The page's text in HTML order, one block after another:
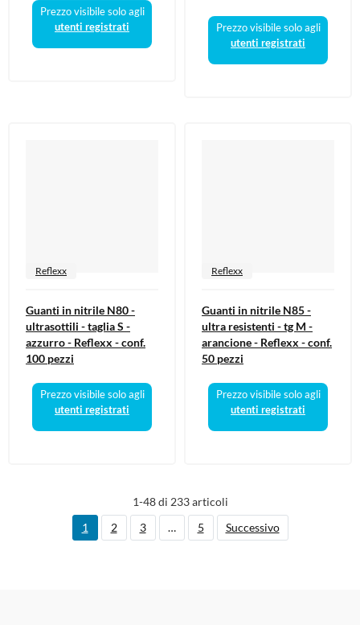
Prezzo visibile solo agli
utenti registrati
Prezzo visibile solo agli
utenti registrati
Reflexx
Guanti in nitrile N80 -
ultrasottili - taglia S -
azzurro - Reflexx - conf.
100 pezzi
Prezzo visibile solo agli
utenti registrati
Reflexx
Guanti in nitrile N85 -
ultra resistenti - tg M -
arancione - Reflexx - conf.
50 pezzi
Prezzo visibile solo agli
utenti registrati
1-48 di 233 articoli
1
2 3 … 5 Successivo